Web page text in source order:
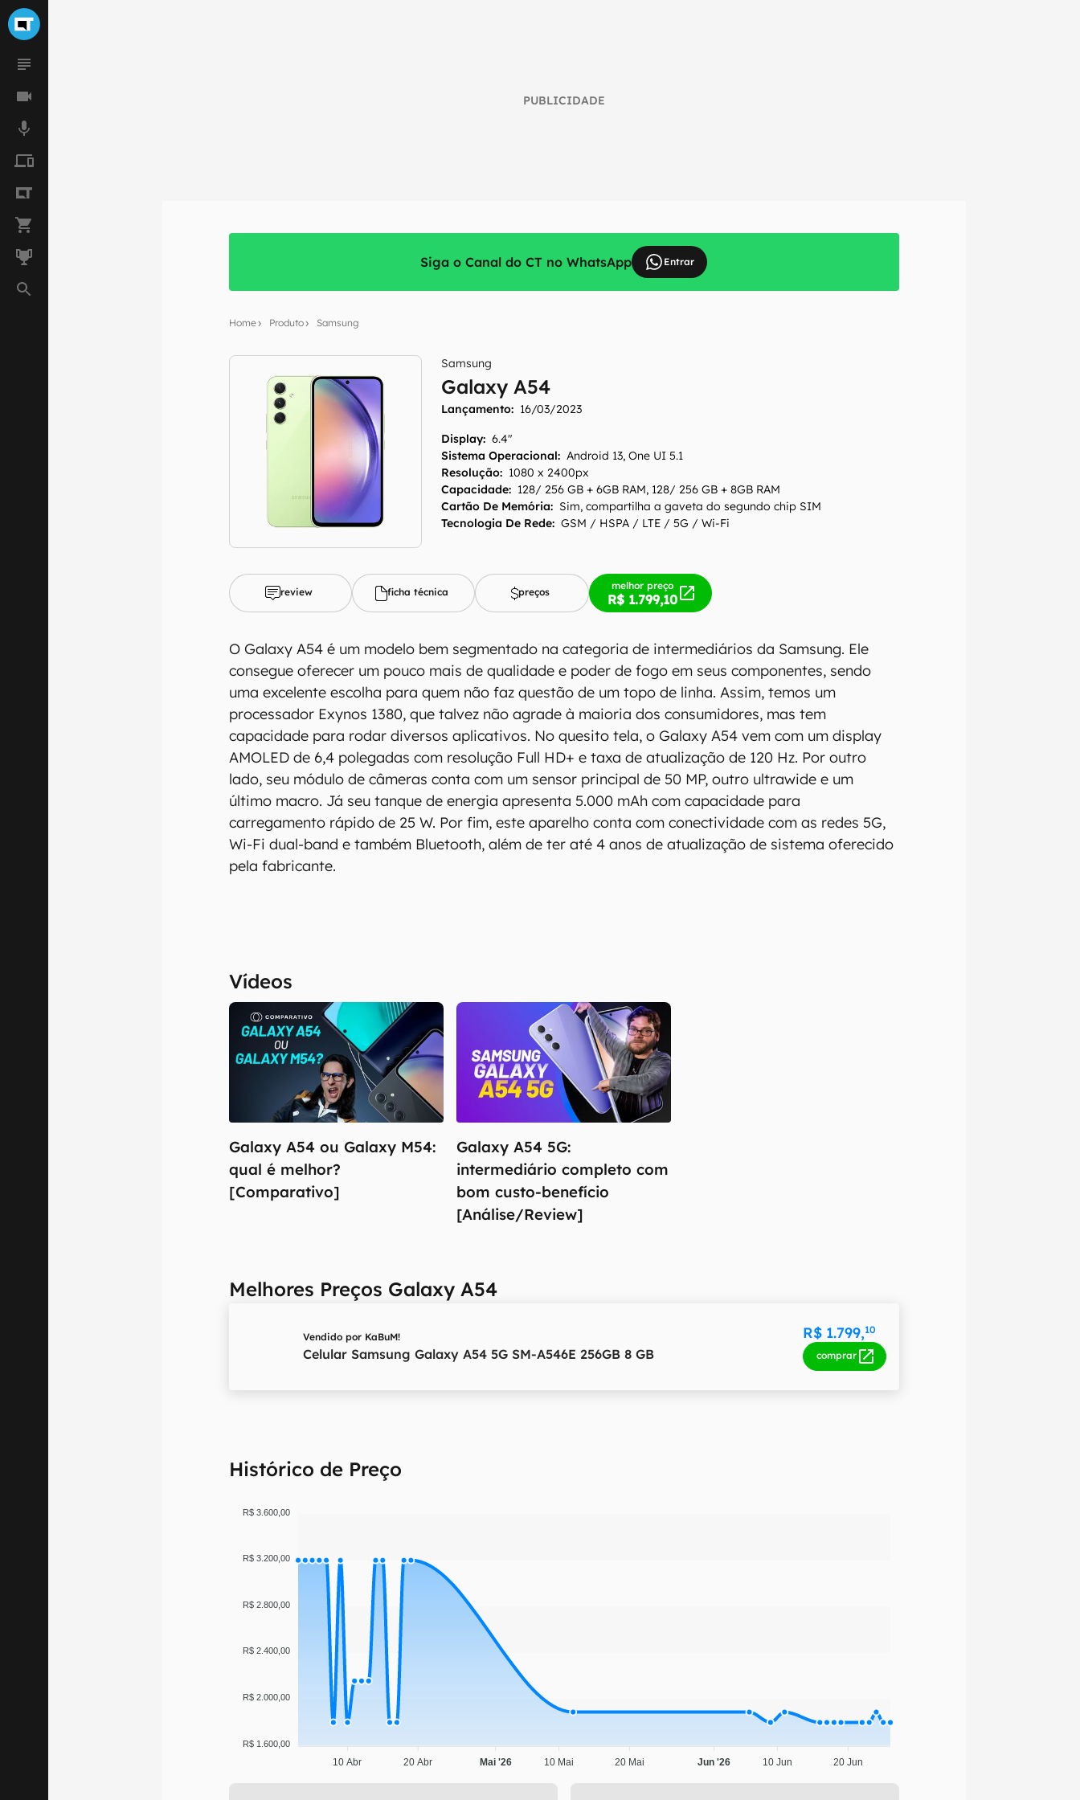
PUBLICIDADE
Siga o Canal do CT no WhatsApp Entrar
Home Produto Samsung
Samsung
Galaxy A54
Lançamento: 16/03/2023
Display: 6.4"
Sistema Operacional: Android 13, One UI 5.1
Resolução: 1080 x 2400px
Capacidade: 128/ 256 GB + 6GB RAM, 128/ 256 GB + 8GB RAM
Cartão De Memória: Sim, compartilha a gaveta do segundo chip SIM
Tecnologia De Rede: GSM / HSPA / LTE / 5G / Wi-Fi
review ficha técnica preços
melhor preço
R$ 1.799,10
O Galaxy A54 é um modelo bem segmentado na categoria de intermediários da Samsung. Ele
consegue oferecer um pouco mais de qualidade e poder de fogo em seus componentes, sendo
uma excelente escolha para quem não faz questão de um topo de linha. Assim, temos um
processador Exynos 1380, que talvez não agrade à maioria dos consumidores, mas tem
capacidade para rodar diversos aplicativos. No quesito tela, o Galaxy A54 vem com um display
AMOLED de 6,4 polegadas com resolução Full HD+ e taxa de atualização de 120 Hz. Por outro
lado, seu módulo de câmeras conta com um sensor principal de 50 MP, outro ultrawide e um
último macro. Já seu tanque de energia apresenta 5.000 mAh com capacidade para
carregamento rápido de 25 W. Por fim, este aparelho conta com conectividade com as redes 5G,
Wi-Fi dual-band e também Bluetooth, além de ter até 4 anos de atualização de sistema oferecido
pela fabricante.
Vídeos
Galaxy A54 ou Galaxy M54:
qual é melhor?
[Comparativo]
Galaxy A54 5G:
intermediário completo com
bom custo-benefício
[Análise/Review]
Melhores Preços Galaxy A54
Vendido por KaBuM!
Celular Samsung Galaxy A54 5G SM-A546E 256GB 8 GB
R$ 1.799,10
comprar
Histórico de Preço
R$ 3.600,00
R$ 3.200,00
R$ 2.800,00
R$ 2.400,00
R$ 2.000,00
R$ 1.600,00
10 Abr 20 Abr Mai '26 10 Mai 20 Mai Jun '26 10 Jun 20 Jun